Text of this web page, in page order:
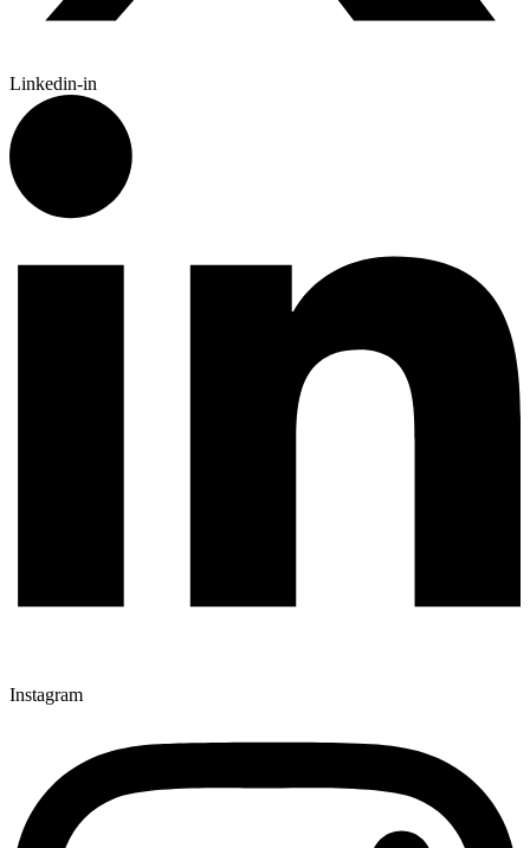
Linkedin-in
Instagram